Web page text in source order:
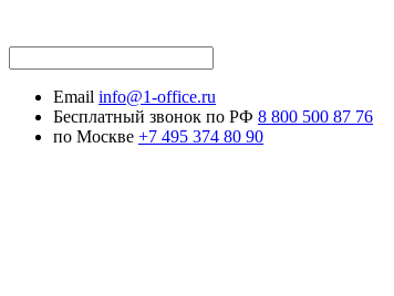
Email info@1-office.ru
Бесплатный звонок по РФ 8 800 500 87 76
по Москве +7 495 374 80 90